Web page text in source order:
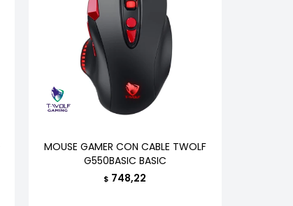
MOUSE GAMER CON CABLE TWOLF
G550BASIC BASIC
$ 748,22